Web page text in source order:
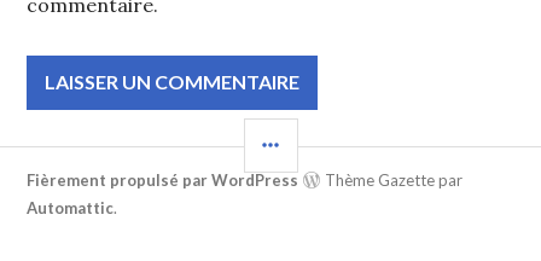
LATÉRALE
Fièrement propulsé par WordPress
Thème Gazette par
Automattic.